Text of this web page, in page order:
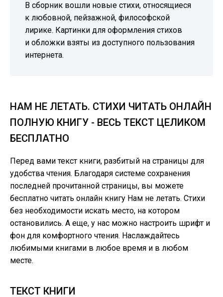
В сборник вошли новые стихи, относящиеся
к любовной, пейзажной, философской
лирике. Картинки для оформления стихов
и обложки взяты из доступного пользования
интернета.
НАМ НЕ ЛЕТАТЬ. СТИХИ ЧИТАТЬ ОНЛАЙН
ПОЛНУЮ КНИГУ - ВЕСЬ ТЕКСТ ЦЕЛИКОМ
БЕСПЛАТНО
Перед вами текст книги, разбитый на страницы для
удобства чтения. Благодаря системе сохранения
последней прочитанной страницы, вы можете
бесплатно читать онлайн книгу Нам не летать. Стихи
без необходимости искать место, на котором
остановились. А еще, у нас можно настроить шрифт и
фон для комфортного чтения. Наслаждайтесь
любимыми книгами в любое время и в любом
месте.
ТЕКСТ КНИГИ